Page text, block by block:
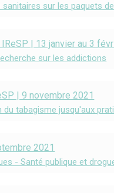
sur les paquets
| 13 janvier au 3
sur les addictions
| 9 novembre 2021
du tabagisme jusqu'aux
2021
- Santé publique et